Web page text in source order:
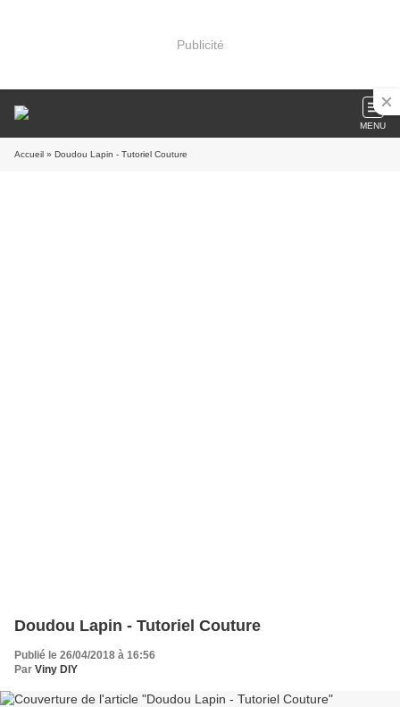
Publicité
MENU
Accueil » Doudou Lapin - Tutoriel Couture
Doudou Lapin - Tutoriel Couture
Publié le 26/04/2018 à 16:56
Par Viny DIY